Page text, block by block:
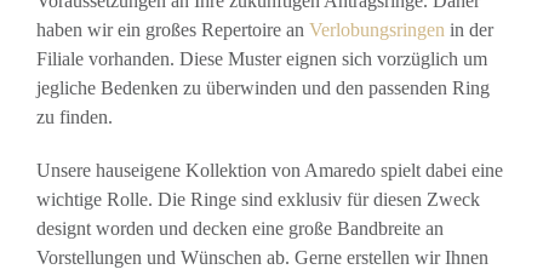
haben wir ein großes Repertoire an Verlobungsringen in der
Filiale vorhanden. Diese Muster eignen sich vorzüglich um
jegliche Bedenken zu überwinden und den passenden Ring
zu finden.
Unsere hauseigene Kollektion von Amaredo spielt dabei eine
wichtige Rolle. Die Ringe sind exklusiv für diesen Zweck
designt worden und decken eine große Bandbreite an
Vorstellungen und Wünschen ab. Gerne erstellen wir Ihnen